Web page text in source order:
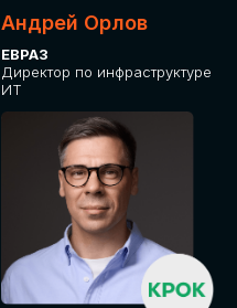
Андрей Орлов
ЕВРАЗ
Директор по инфраструктуре
ИТ